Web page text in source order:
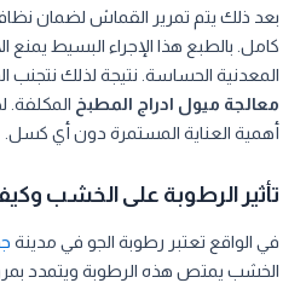
بعد ذلك يتم تمرير القماش لضمان
كامل. بالطبع هذا الإجراء البسيط يمنع
المعدنية الحساسة. نتيجة لذلك نتجنب
معالجة ميول ادراج المطبخ المكلفة.
أهمية العناية المستمرة دون أي كسل.
تأثير الرطوبة على الخشب
في الواقع تعتبر رطوبة الجو في مدينة
الخشب يمتص هذه الرطوبة ويتمدد